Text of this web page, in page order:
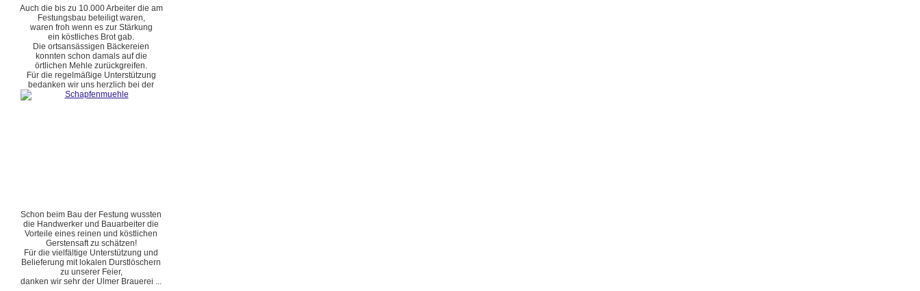
Auch die bis zu 10.000 Arbeiter die am
Festungsbau beteiligt waren,
waren froh wenn es zur Stärkung
ein köstliches Brot gab.
Die ortsansässigen Bäckereien
konnten schon damals auf die
örtlichen Mehle zurückgreifen.
Für die regelmäßige Unterstützung
bedanken wir uns herzlich bei der
Schon beim Bau der Festung wussten
die Handwerker und Bauarbeiter die
Vorteile eines reinen und köstlichen
Gerstensaft zu schätzen!
Für die vielfältige Unterstützung und
Belieferung mit lokalen Durstlöschern
zu unserer Feier,
danken wir sehr der Ulmer Brauerei ...